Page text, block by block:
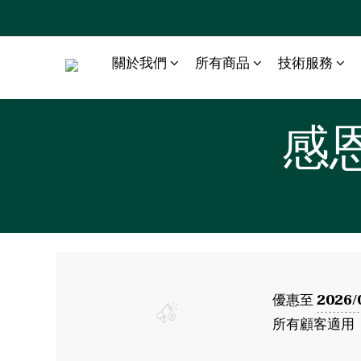
關於我們 所有商品 技術服務
感
優惠至
所有顧客適用